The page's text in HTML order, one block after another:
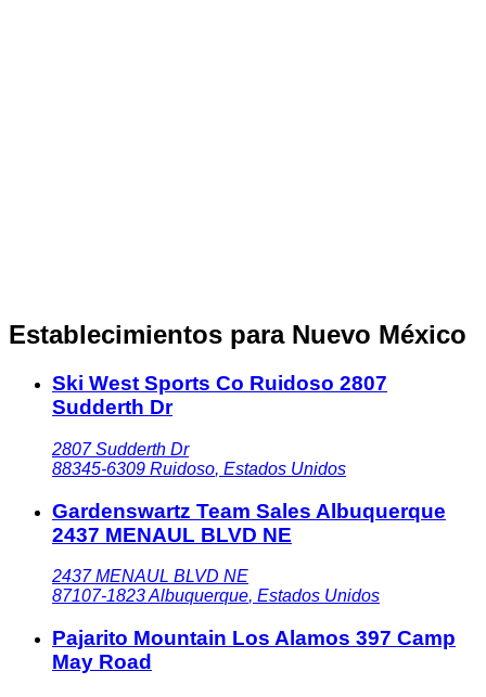
Establecimientos para Nuevo México
Ski West Sports Co Ruidoso 2807
Sudderth Dr
2807 Sudderth Dr
88345-6309 Ruidoso, Estados Unidos
Gardenswartz Team Sales Albuquerque
2437 MENAUL BLVD NE
2437 MENAUL BLVD NE
87107-1823Albuquerque, Estados Unidos
Pajarito Mountain Los Alamos 397 Camp
May Road